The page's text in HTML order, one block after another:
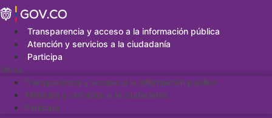
Saltar
al
contenidoTransparencia y acceso a la información pública
Atención y servicios a la ciudadanía
Participa
Menu
Transparencia y acceso a la información pública
Atención y servicios a la ciudadanía
Participa